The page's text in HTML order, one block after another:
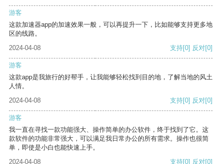
游客
这款加速器app的加速效果一般，可以再提升一下，比如能够支持更多地
区的线路。
2024-04-08
支持[0] 反对[0]
游客
这款app是我旅行的好帮手，让我能够轻松找到目的地，了解当地的风土
人情。
2024-04-08
支持[0] 反对[0]
游客
我一直在寻找一款功能强大、操作简单的办公软件，终于找到了它。这
款软件的功能非常强大，可以满足我日常办公的所有需求。操作也很简
单，即使是小白也能快速上手。
2024-04-08
支持[0] 反对[0]